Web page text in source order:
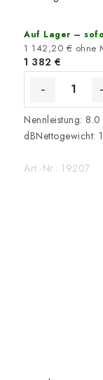
Auf Lager –
1 142,20 € ohne
1 382 €
Nennleistung:
dBNettogewicht:
Art.-Nr.: 19207